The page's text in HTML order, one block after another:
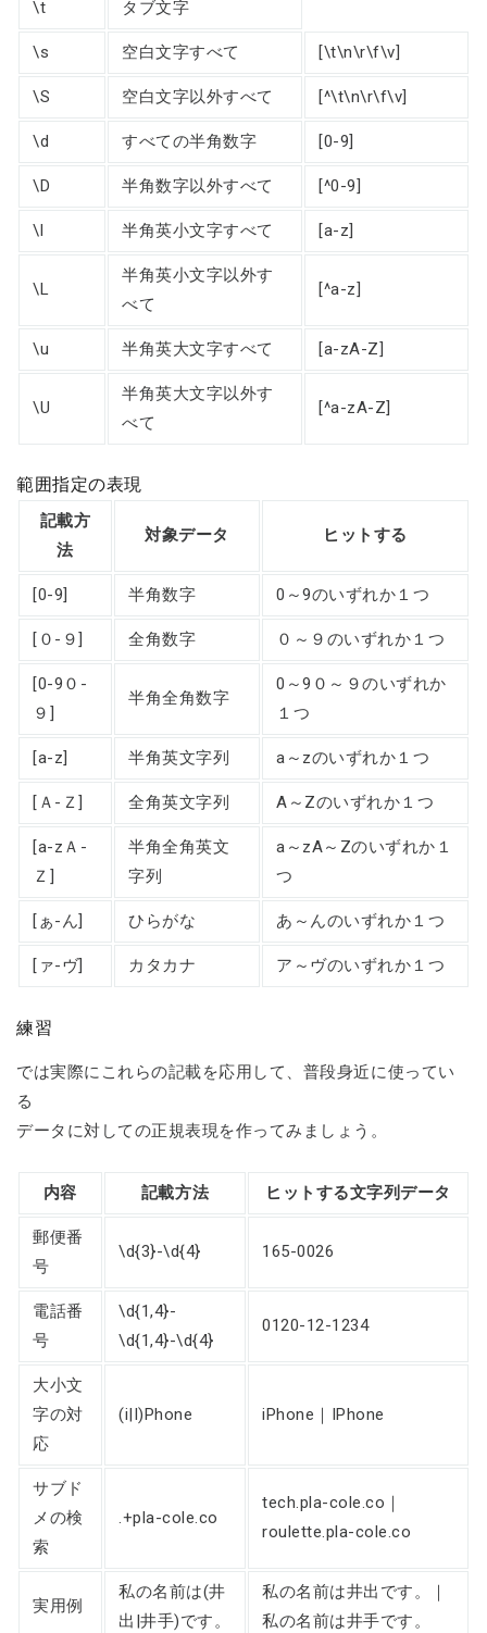
\t タブ文字
\s 空白文字すべて [\t\n\r\f\v]
\S 空白文字以外すべて [^\t\n\r\f\v]
\d すべての半角数字 [0-9]
\D 半角数字以外すべて [^0-9]
\l 半角英小文字すべて [a-z]
\L
半角英小文字以外す
べて
[^a-z]
\u 半角英大文字すべて [a-zA-Z]
\U
半角英大文字以外す
べて
[^a-zA-Z]
範囲指定の表現
記載方
法
対象データ ヒットする
[0-9] 半角数字 0～9のいずれか１つ
[０-９] 全角数字 ０～９のいずれか１つ
[0-9０-
９]
半角全角数字
0～9０～９のいずれか
１つ
[a-z] 半角英文字列 a～zのいずれか１つ
[Ａ-Ｚ] 全角英文字列 A～Zのいずれか１つ
[a-zＡ-
Ｚ]
半角全角英文
字列
a～zA～Zのいずれか１
つ
[ぁ-ん] ひらがな あ～んのいずれか１つ
[ァ-ヴ] カタカナ ア～ヴのいずれか１つ
練習
では実際にこれらの記載を応用して、普段身近に使ってい
る
データに対しての正規表現を作ってみましょう。
内容 記載方法 ヒットする文字列データ
郵便番
号
\d{3}-\d{4} 165-0026
電話番
号
\d{1,4}-
\d{1,4}-\d{4}
0120-12-1234
大小文
字の対
応
(i|I)Phone iPhone｜IPhone
サブド
メの検
索
.+pla-cole.co
tech.pla-cole.co｜
roulette.pla-cole.co
実用例
私の名前は(井
出|井手)です。
私の名前は井出です。｜
私の名前は井手です。